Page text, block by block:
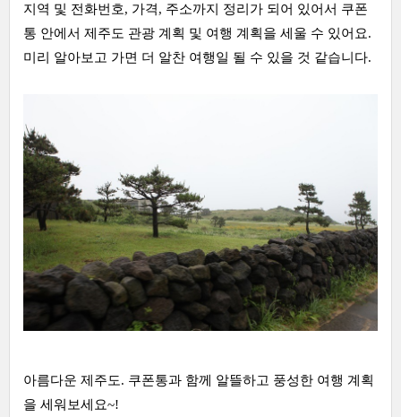
지역 및 전화번호, 가격, 주소까지 정리가 되어 있어서 쿠폰
통 안에서 제주도 관광 계획 및 여행 계획을 세울 수 있어요.
미리 알아보고 가면 더 알찬 여행일 될 수 있을 것 같습니다.
아름다운 제주도. 쿠폰통과 함께 알뜰하고 풍성한 여행 계획
을 세워보세요~!